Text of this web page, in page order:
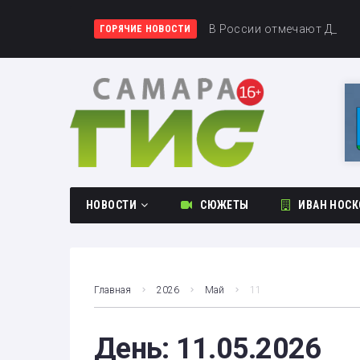
ГОРЯЧИЕ НОВОСТИ На железнодорожном
В России отмечают День
В Самарской области
НОВОСТИ СЮЖЕТЫ ИВАН
Главная 2026 Май 11
День: 11.05.2026